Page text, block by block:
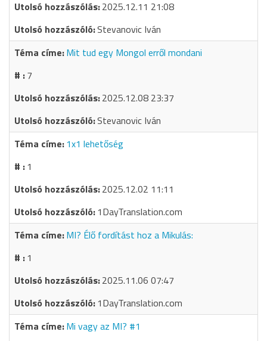
2025.12.11 21:08
Stevanovic Iván
Mit tud egy Mongol erről mondani
7
2025.12.08 23:37
Stevanovic Iván
1x1 lehetőség
1
2025.12.02 11:11
1DayTranslation.com
MI? Élő fordítást hoz a Mikulás:
1
2025.11.06 07:47
1DayTranslation.com
Mi vagy az MI? #1